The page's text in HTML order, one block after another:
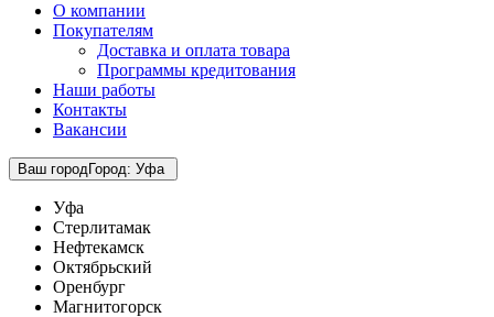
О компании
Покупателям
Доставка и оплата товара
Программы кредитования
Наши работы
Контакты
Вакансии
Ваш городГород: Уфа
Уфа
Стерлитамак
Нефтекамск
Октябрьский
Оренбург
Магнитогорск